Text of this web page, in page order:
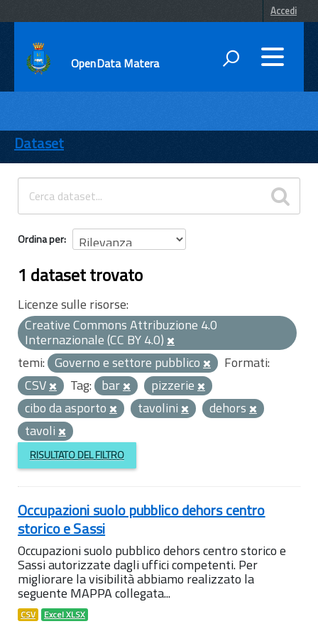
Accedi
OpenData Matera
ENTI
TEMI
INFORMAZIONI
Dataset
Ordina per
1 dataset trovato
Licenze sulle risorse:
Creative Commons Attribuzione 4.0
Internazionale (CC BY 4.0)
temi: Governo e settore pubblico
Formati:
CSV
Tag: bar
pizzerie
cibo da asporto
tavolini
dehors
tavoli
RISULTATO DEL FILTRO
Occupazioni suolo pubblico dehors centro
storico e Sassi
Occupazioni suolo pubblico dehors centro storico e
Sassi autorizzate dagli uffici competenti. Per
migliorare la visibilità abbiamo realizzato la
seguente MAPPA collegata...
CSV Excel XLSX